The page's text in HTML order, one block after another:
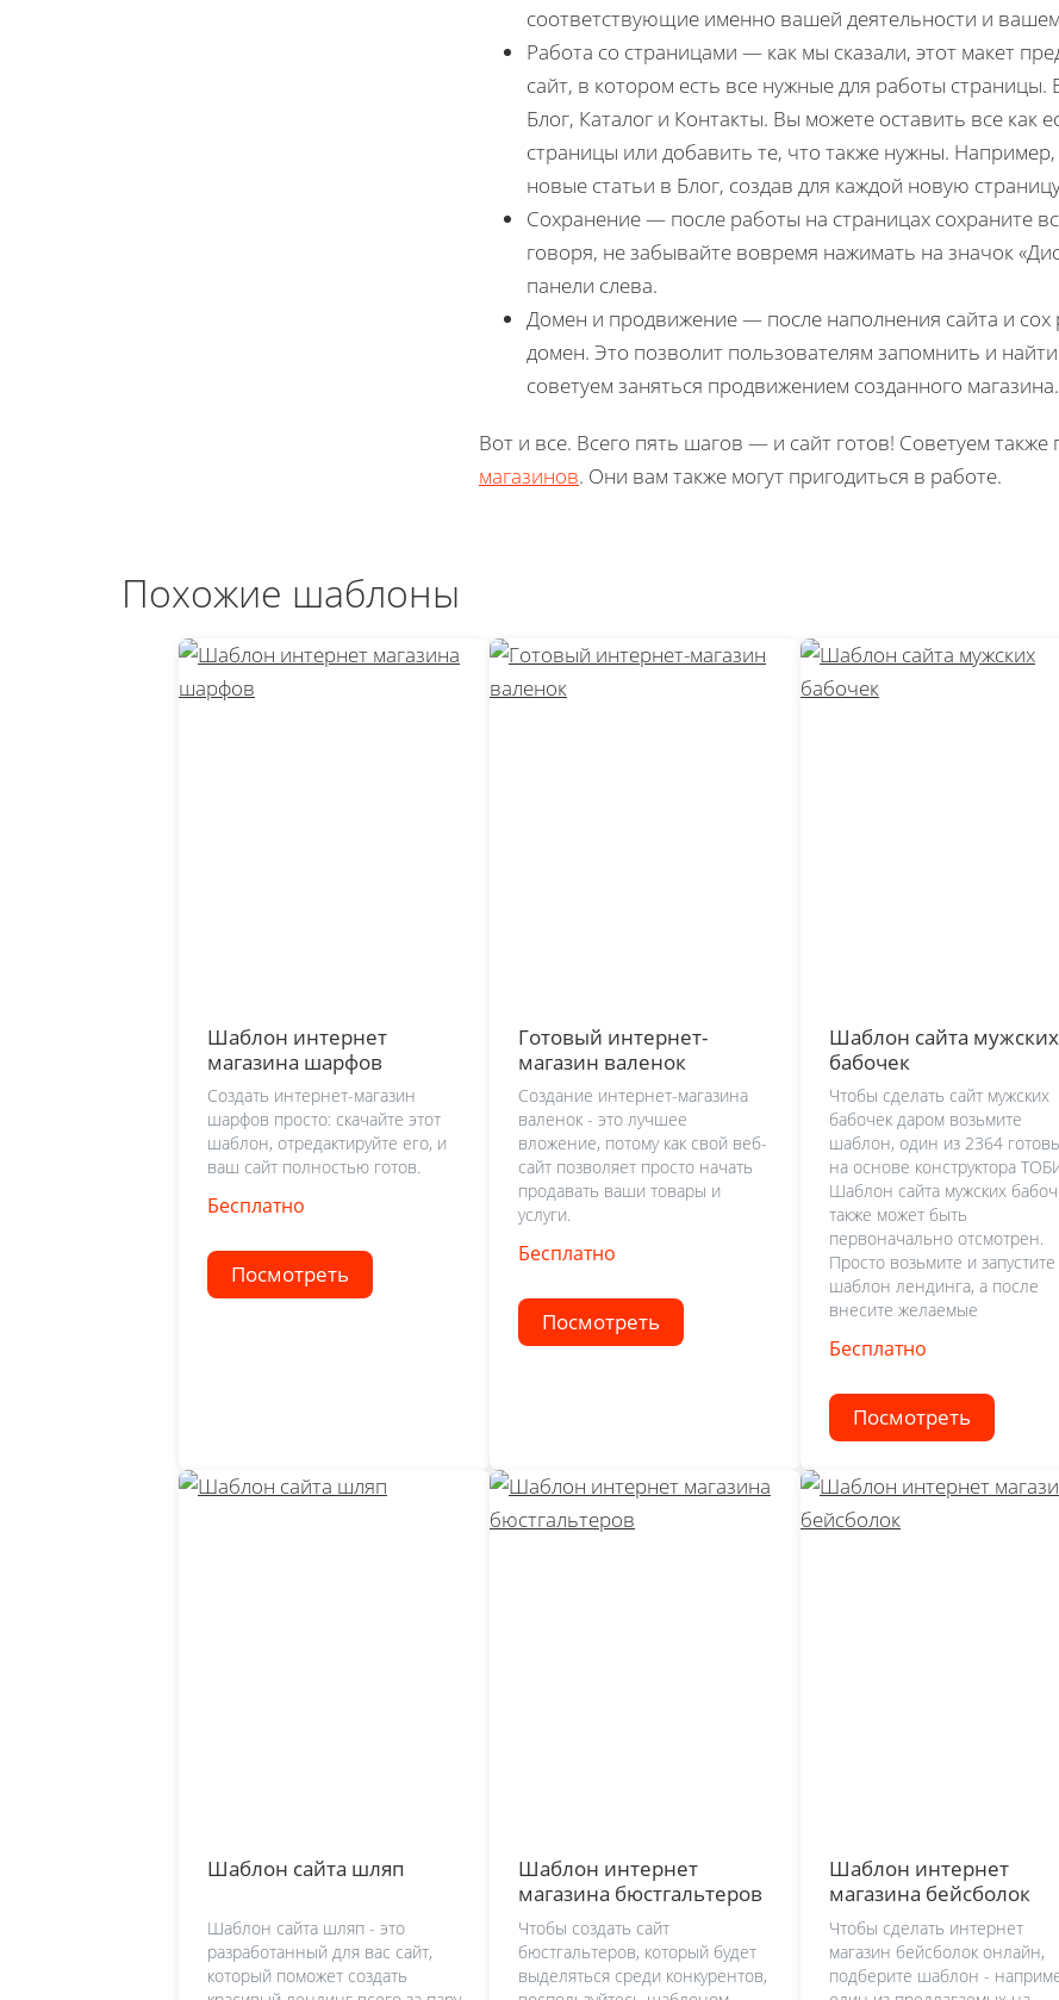
соответствующие именно вашей деятельности и
Работа со страницами — как мы сказали, этот макет
сайт, в котором есть все нужные для работы
Блог, Каталог и Контакты. Вы можете оставить все как
страницы или добавить те, что также нужны.
новые статьи в Блог, создав для каждой новую
Сохранение — после работы на страницах сохраните
говоря, не забывайте вовремя нажимать на значок
панели слева.
Домен и продвижение — после наполнения сайта и
домен. Это позволит пользователям запомнить и
советуем заняться продвижением созданного
Вот и все. Всего пять шагов — и сайт готов! Советуем также
магазинов. Они вам также могут пригодиться в работе.
Похожие шаблоны
Шаблон интернет
магазина шарфов
Создать интернет-магазин
шарфов просто: скачайте этот
шаблон, отредактируйте его, и
ваш сайт полностью готов.
Бесплатно
Посмотреть
Готовый интернет-
магазин валенок
Создание интернет-магазина
валенок - это лучшее
вложение, потому как свой веб-
сайт позволяет просто начать
продавать ваши товары и
услуги.
Бесплатно
Посмотреть
Шаблон сайта мужских
бабочек
Чтобы сделать сайт мужских
бабочек даром возьмите
шаблон, один из 2364
на основе конструктора
Шаблон сайта мужских
также может быть
первоначально отсмотрен.
Просто возьмите и запустите
шаблон лендинга, а после
внесите желаемые
Бесплатно
Посмотреть
Шаблон сайта шляп
Шаблон сайта шляп - это
разработанный для вас сайт,
который поможет создать
Шаблон интернет
магазина бюстгальтеров
Чтобы создать сайт
бюстгальтеров, который будет
выделяться среди конкурентов,
Шаблон интернет
магазина бейсболок
Чтобы сделать интернет
магазин бейсболок онлайн,
подберите шаблон -